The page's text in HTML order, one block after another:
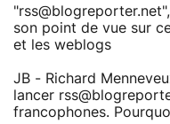
son point de vue sur
et les weblogs
JB - Richard
lancer
francophones.